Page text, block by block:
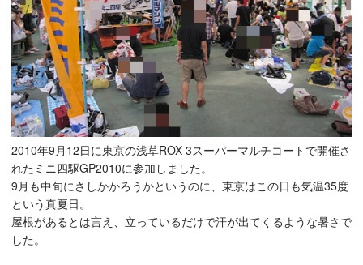
2010年9月12日に東京の浅草ROX-3スーパーマルチコートで開催さ
れたミニ四駆GP2010に参加しました。
9月も中旬にさしかかろうかというのに、東京はこの日も気温35度
という真夏日。
屋根があるとは言え、立っているだけで汗が出てくるような暑さで
した。